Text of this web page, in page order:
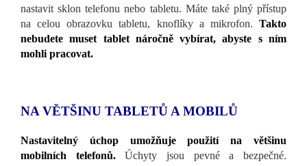
nastavit sklon telefonu nebo tabletu. Máte také plný přístup
na celou obrazovku tabletu, knoflíky a mikrofon. Takto
nebudete muset tablet náročně vybírat, abyste s ním
mohli pracovat.
NA VĚTŠINU TABLETŮ A MOBILŮ
Nastavitelný úchop umožňuje použití na většinu
mobilních telefonů.Úchyty jsou pevné a bezpečné.